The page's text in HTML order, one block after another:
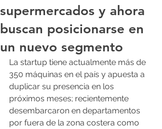
supermercados y ahora
buscan posicionarse en
un nuevo segmento
La startup tiene actualmente más de
350 máquinas en el país y apuesta a
duplicar su presencia en los
próximos meses; recientemente
desembarcaron en departamentos
por fuera de la zona costera como